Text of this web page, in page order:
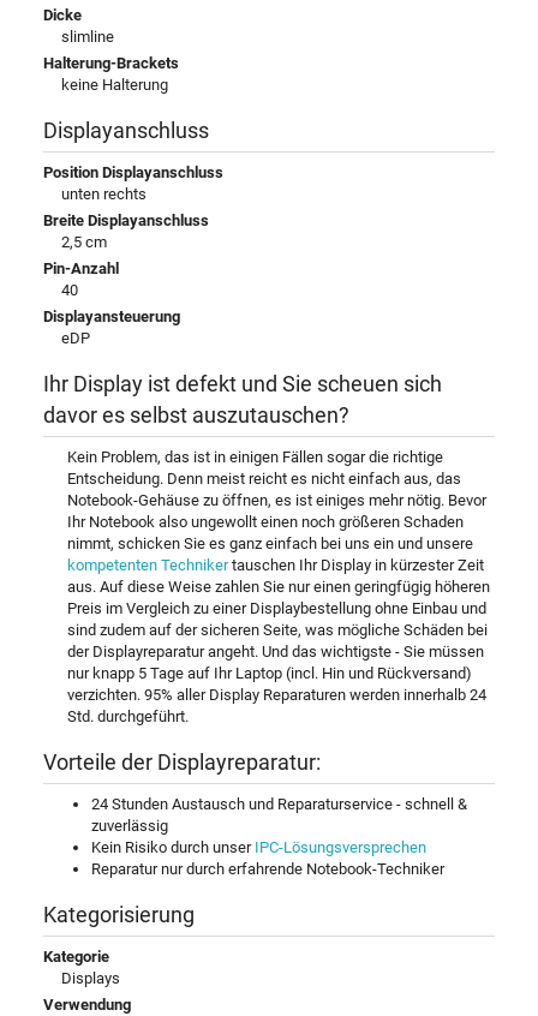
Dicke
slimline
Halterung-Brackets
keine Halterung
Displayanschluss
Position Displayanschluss
unten rechts
Breite Displayanschluss
2,5 cm
Pin-Anzahl
40
Displayansteuerung
eDP
Ihr Display ist defekt und Sie scheuen sich
davor es selbst auszutauschen?
Kein Problem, das ist in einigen Fällen sogar die richtige
Entscheidung. Denn meist reicht es nicht einfach aus, das
Notebook-Gehäuse zu öffnen, es ist einiges mehr nötig. Bevor
Ihr Notebook also ungewollt einen noch größeren Schaden
nimmt, schicken Sie es ganz einfach bei uns ein und unsere
kompetenten Technikertauschen Ihr Display in kürzester Zeit
aus. Auf diese Weise zahlen Sie nur einen geringfügig höheren
Preis im Vergleich zu einer Displaybestellung ohne Einbau und
sind zudem auf der sicheren Seite, was mögliche Schäden bei
der Displayreparatur angeht. Und das wichtigste - Sie müssen
nur knapp 5 Tage auf Ihr Laptop (incl. Hin und Rückversand)
verzichten. 95% aller Display Reparaturen werden innerhalb 24
Std. durchgeführt.
Vorteile der Displayreparatur:
24 Stunden Austausch und Reparaturservice - schnell &
zuverlässig
Kein Risiko durch unser IPC-Lösungsversprechen
Reparatur nur durch erfahrende Notebook-Techniker
Kategorisierung
Kategorie
Displays
Verwendung